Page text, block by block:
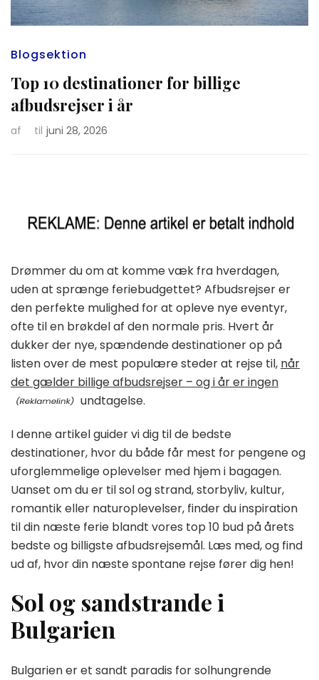
Blogsektion
Top 10 destinationer for billige
afbudsrejser i år
af til juni 28, 2026
Drømmer du om at komme væk fra hverdagen,
uden at sprænge feriebudgettet? Afbudsrejser er
den perfekte mulighed for at opleve nye eventyr,
ofte til en brøkdel af den normale pris. Hvert år
dukker der nye, spændende destinationer op på
listen over de mest populære steder at rejse til, når
det gælder billige afbudsrejser – og i år er ingen
undtagelse.
I denne artikel guider vi dig til de bedste
destinationer, hvor du både får mest for pengene og
uforglemmelige oplevelser med hjem i bagagen.
Uanset om du er til sol og strand, storbyliv, kultur,
romantik eller naturoplevelser, finder du inspiration
til din næste ferie blandt vores top 10 bud på årets
bedste og billigste afbudsrejsemål. Læs med, og find
ud af, hvor din næste spontane rejse fører dig hen!
Sol og sandstrande i
Bulgarien
Bulgarien er et sandt paradis for solhungrende